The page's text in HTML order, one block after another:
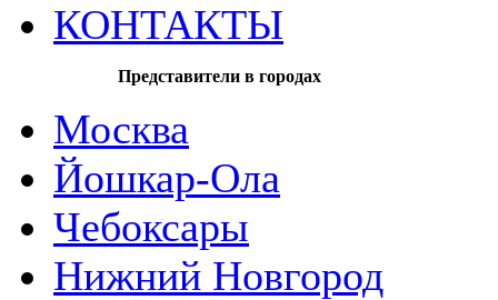
КОНТАКТЫ
Представители в городах
Москва
Йошкар-Ола
Чебоксары
Нижний Новгород